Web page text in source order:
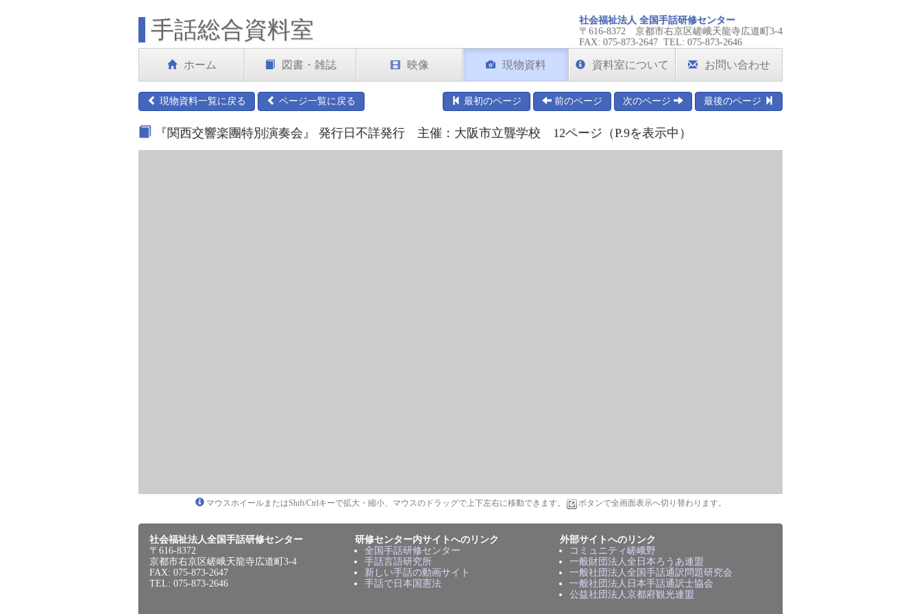
社会福祉法人 全国手話研修センター
〒616-8372 京都市右京区嵯峨天龍寺広道町3-4
FAX: 075-873-2647 TEL: 075-873-2646
手話総合資料室
ホーム 図書・雑誌 映像 現物資料 資料室について お問い合わせ
現物資料一覧に戻る ページ一覧に戻る 最初のページ 前のページ 次のページ 最後のページ
『関西交響楽團特別演奏会』 発行日不詳発行 主催：大阪市立聾学校 12ページ（P.9を表示中）
マウスホイールまたはShift/Ctrlキーで拡大・縮小、マウスのドラッグで上下左右に移動できます。 ボタンで全画面表示へ切り替わります。
社会福祉法人全国手話研修センター
〒616-8372
京都市右京区嵯峨天龍寺広道町3-4
FAX: 075-873-2647
TEL: 075-873-2646
研修センター内サイトへのリンク
全国手話研修センター
手話言語研究所
新しい手話の動画サイト
手話で日本国憲法
外部サイトへのリンク
コミュニティ嵯峨野
一般財団法人全日本ろうあ連盟
一般社団法人全国手話通訳問題研究会
一般社団法人日本手話通訳士協会
公益社団法人京都府観光連盟